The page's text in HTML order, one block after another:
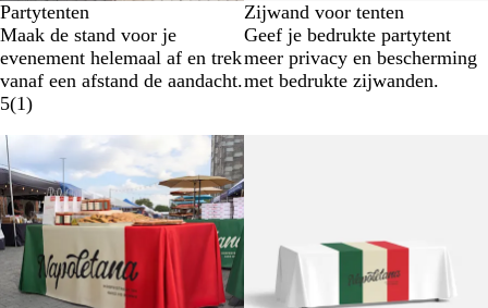
Partytenten
Maak de stand voor je
evenement helemaal af en trek
vanaf een afstand de aandacht.
5(1)
Zijwand voor tenten
Geef je bedrukte partytent
meer privacy en bescherming
met bedrukte zijwanden.
Nieuwe opties